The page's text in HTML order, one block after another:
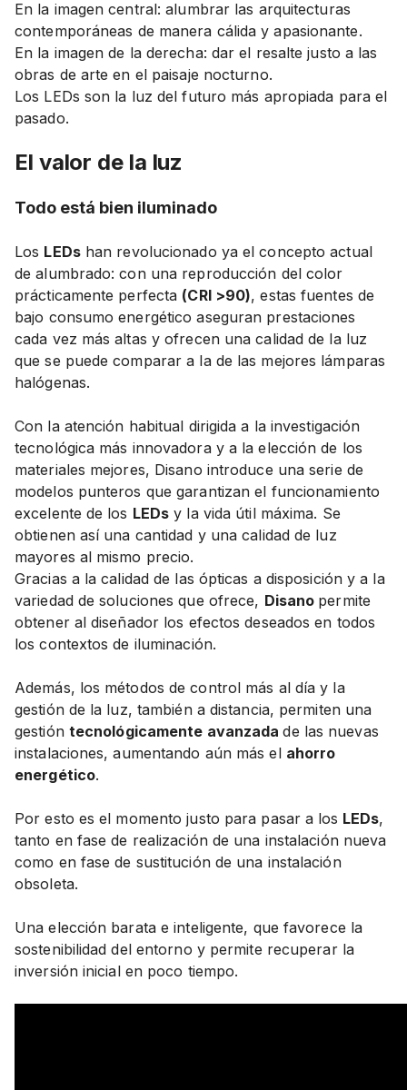
En la imagen central: alumbrar las arquitecturas
contemporáneas de manera cálida y apasionante.
En la imagen de la derecha: dar el resalte justo a las
obras de arte en el paisaje nocturno.
Los LEDs son la luz del futuro más apropiada para el
pasado.
El valor de la luz
Todo está bien iluminado
Los LEDshan revolucionado ya el concepto actual
de alumbrado: con una reproducción del color
prácticamente perfecta (CRI >90), estas fuentes de
bajo consumo energético aseguran prestaciones
cada vez más altas y ofrecen una calidad de la luz
que se puede comparar a la de las mejores lámparas
halógenas.
Con la atención habitual dirigida a la investigación
tecnológica más innovadora y a la elección de los
materiales mejores, Disano introduce una serie de
modelos punteros que garantizan el funcionamiento
excelente de los LEDs y la vida útil máxima. Se
obtienen así una cantidad y una calidad de luz
mayores al mismo precio.
Gracias a la calidad de las ópticas a disposición y a la
variedad de soluciones que ofrece, Disano permite
obtener al diseñador los efectos deseados en todos
los contextos de iluminación.
Además, los métodos de control más al día y la
gestión de la luz, también a distancia, permiten una
gestión tecnológicamente avanzadade las nuevas
instalaciones, aumentando aún más el ahorro
energético.
Por esto es el momento justo para pasar a los LEDs,
tanto en fase de realización de una instalación nueva
como en fase de sustitución de una instalación
obsoleta.
Una elección barata e inteligente, que favorece la
sostenibilidad del entorno y permite recuperar la
inversión inicial en poco tiempo.